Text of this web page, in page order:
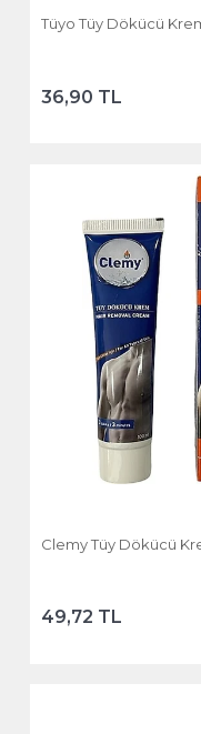
Tüyo Tüy Dökücü
36,90 TL
Clemy Tüy Dökücü
49,72 TL